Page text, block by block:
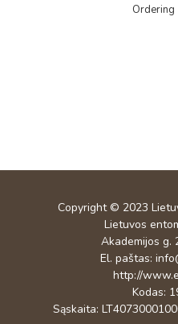
Ordering
Copyright © 2023
Lietuvos
Akademijos g.
El. paštas:
http://
Kodas:
Sąskaita: